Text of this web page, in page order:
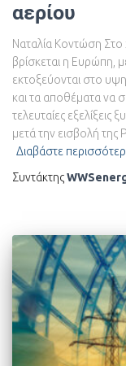
αερίου
Ναταλία Κοντώση Στο
βρίσκεται η Ευρώπη,
εκτοξεύονται στο
και τα αποθέματα να
τελευταίες
μετά την εισβολή της
Διαβάστε
Συντάκτης